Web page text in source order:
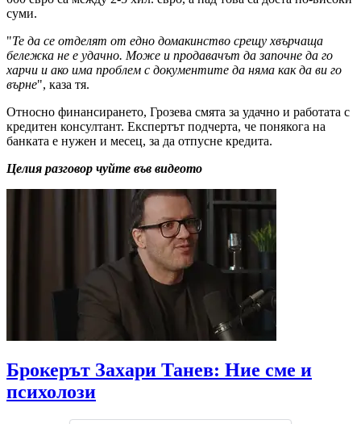
суми.
"Те да се отделят от едно домакинство срещу хвърчаща
бележка не е удачно. Може и продавачът да започне да го
харчи и ако има проблем с документите да няма как да ви го
върне", каза тя.
Относно финансирането, Грозева смята за удачно и работата с
кредитен консултант. Експертът подчерта, че понякога на
банката е нужен и месец, за да отпусне кредита.
Целия разговор чуйте във видеото
Брокерът Захари Танев: Ние сме и
психолози